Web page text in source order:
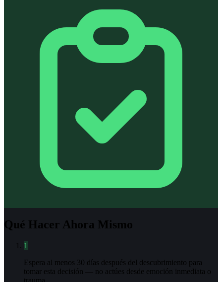
Qué Hacer Ahora Mismo
1
Espera al menos 30 días después del descubrimiento para
tomar esta decisión — no actúes desde emoción inmediata o
trauma